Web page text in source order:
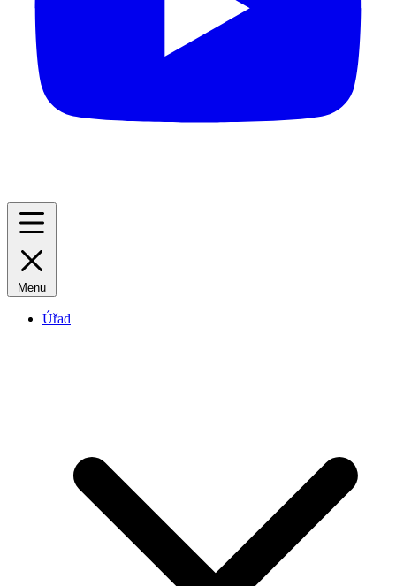
Menu
Úřad